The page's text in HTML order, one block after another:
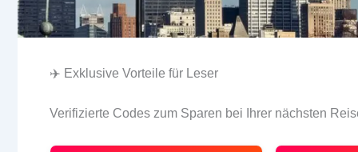
✈️ Exklusive Vorteile für Leser
Verifizierte Codes zum Sparen bei Ihrer nächsten